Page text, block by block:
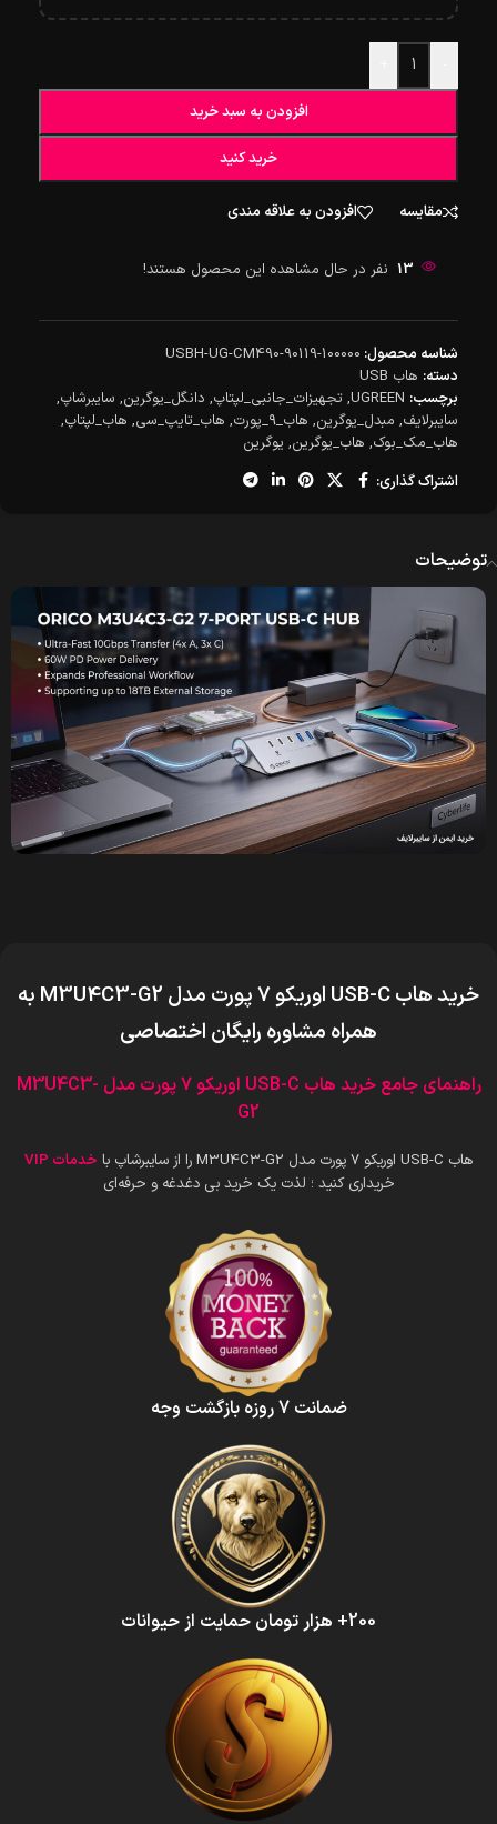
افزودن به سبد خرید
خرید کنید
مقایسه افزودن به علاقه مندی
13 نفر در حال مشاهده این محصول هستند!
شناسه محصول: USBH-UG-CM490-90119-100000
دسته: هاب USB
برچسب: UGREEN
, تجهیزات_جانبی_لپتاپ, دانگل_یوگرین, سایبرشاپ,
سایبرلایف, مبدل_یوگرین, هاب_۹_پورت , هاب_تایپ_سی, هاب_لپتاپ,
هاب_مک_بوک, هاب_یوگرین, یوگرین
اشتراک گذاری:
توضیحات
خرید هاب USB-C اوریکو 7 پورت مدل M3U4C3-G2
به
همراه مشاوره رایگان اختصاصی
راهنمای جامع خرید هاب USB-C اوریکو 7 پورت مدل M3U4C3-
G2
هاب USB-C اوریکو 7 پورت مدل M3U4C3-G2 را از سایبرشاپ با
خدمات VIP
خریداری کنید ؛ لذت یک خرید بی دغدغه و حرفه‌ای
ضمانت 7 روزه بازگشت وجه
200+ هزار تومان حمایت از حیوانات